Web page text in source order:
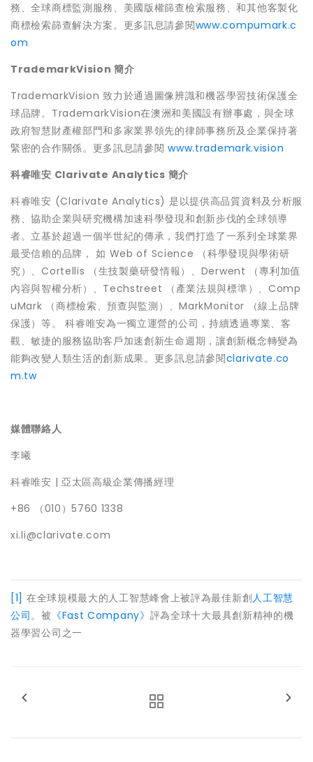
務、全球商標監測服務、美國版權篩查檢索服務、和其他客製化
商標檢索篩查解決方案。更多訊息請參閱www.compumark.c
om
TrademarkVision 簡介
TrademarkVision 致力於通過圖像辨識和機器學習技術保護全
球品牌。TrademarkVision在澳洲和美國設有辦事處，與全球
政府智慧財產權部門和多家業界領先的律師事務所及企業保持著
緊密的合作關係。更多訊息請參閱www.trademark.vision
科睿唯安 Clarivate Analytics 簡介
科睿唯安 (Clarivate Analytics) 是以提供高品質資料及分析服
務、協助企業與研究機構加速科學發現和創新步伐的全球領導
者。立基於超過一個半世紀的傳承，我們打造了一系列全球業界
最受信賴的品牌， 如 Web of Science （科學發現與學術研
究）、Cortellis （生技製藥研發情報）、Derwent （專利加值
內容與智權分析）、Techstreet （產業法規與標準）、Comp
uMark （商標檢索、預查與監測）、MarkMonitor （線上品牌
保護）等。 科睿唯安為一獨立運營的公司，持續透過專業、客
觀、敏捷的服務協助客戶加速創新生命週期，讓創新概念轉變為
能夠改變人類生活的創新成果。更多訊息請參閱clarivate.co
m.tw
媒體聯絡人
李曦
科睿唯安 | 亞太區高級企業傳播經理
+86 （010）5760 1338
xi.li@clarivate.com
[1] 在全球規模最大的人工智慧峰會上被評為最佳新創人工智慧
公司。被 《Fast Company》 評為全球十大最具創新精神的機
器學習公司之一